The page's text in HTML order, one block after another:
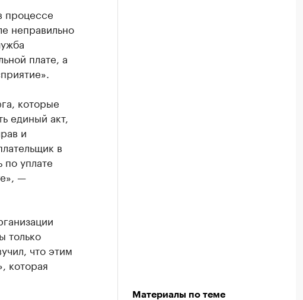
процессе
неправильно
плате, а
которые
единый акт,
и
в
по уплате
—
только
что этим
которая
Материалы по теме